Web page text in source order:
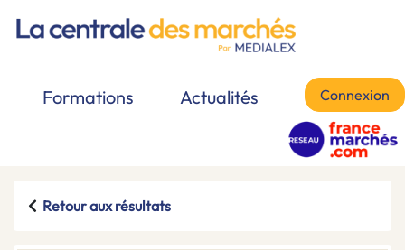
Formations Actualités Connexion
Retour aux résultats